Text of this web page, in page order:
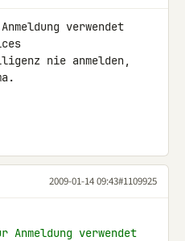
verwendet
nie anmelden,
2009-01-14 09:43#1109925
Anmeldung verwendet